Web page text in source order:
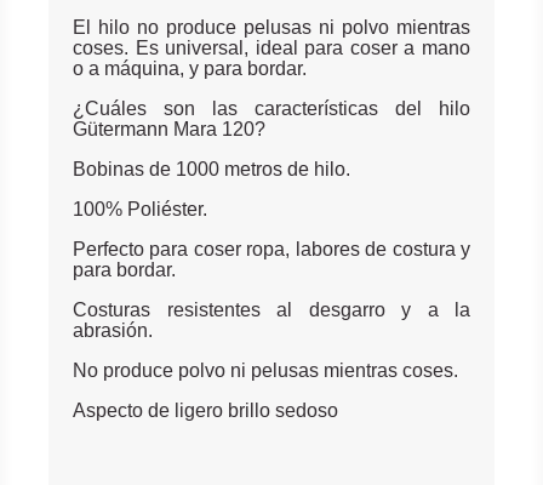
El hilo no produce pelusas ni polvo mientras
coses. Es universal, ideal para coser a mano
o a máquina, y para bordar.
¿Cuáles son las características del hilo
Gütermann Mara 120?
Bobinas de 1000 metros de hilo.
100% Poliéster.
Perfecto para coser ropa, labores de costura y
para bordar.
Costuras resistentes al desgarro y a la
abrasión.
No produce polvo ni pelusas mientras coses.
Aspecto de ligero brillo sedoso